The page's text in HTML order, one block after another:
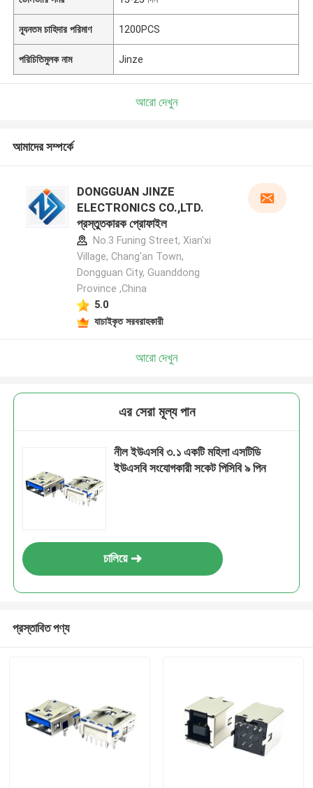
ন্যূনতম চাহিদার পরিমাণ 1200PCS
পরিচিতিমুলক নাম Jinze
আরো দেখুন
আমাদের সম্পর্কে
DONGGUAN JINZE
ELECTRONICS CO.,LTD.
প্রস্তুতকারক প্রোফাইল
No.3 Funing Street, Xian'xi
Village, Chang'an Town,
Dongguan City, Guanddong
Province ,China
5.0
যাচাইকৃত সরবরাহকারী
আরো দেখুন
এর সেরা মূল্য পান
নীল ইউএসবি ৩.১ একটি মহিলা এসটিডি
ইউএসবি সংযোগকারী সকেট পিসিবি ৯ পিন
চালিয়ে
প্রস্তাবিত পণ্য